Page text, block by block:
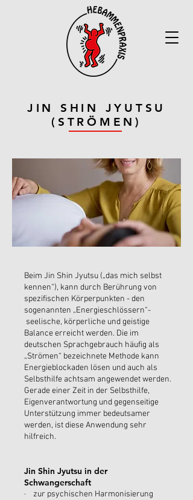
JIN SHIN JYUTSU
(STRÖMEN)
Beim Jin Shin Jyutsu („das mich selbst
kennen“), kann durch Berührung von
spezifischen Körperpunkten - den
sogenannten „Energieschlössern“-
seelische, körperliche und geistige
Balance erreicht werden. Die im
deutschen Sprachgebrauch häufig als
„Strömen“ bezeichnete Methode kann
Energieblockaden lösen und auch als
Selbsthilfe achtsam angewendet werden.
Gerade einer Zeit in der Selbsthilfe,
Eigenverantwortung und gegenseitige
Unterstützung immer bedeutsamer
werden, ist diese Anwendung sehr
hilfreich.
Jin Shin Jyutsu in der
Schwangerschaft
· zur psychischen Harmonisierung